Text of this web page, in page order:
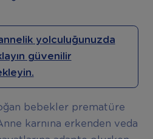
annelik yolculuğunuzda
güvenilir
bebekler prematüre
karnına erkenden veda